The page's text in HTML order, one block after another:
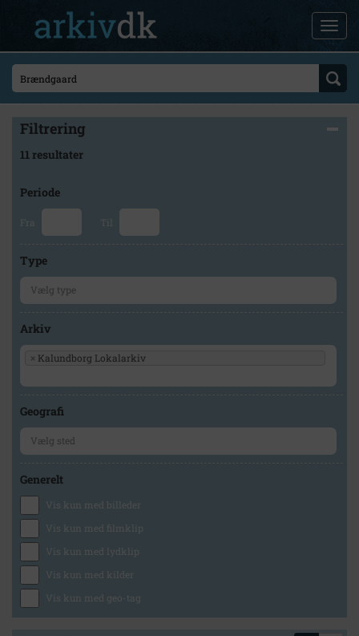
Filtrering
11 resultater
Periode
Fra Til
Type
Arkiv
× Kalundborg Lokalarkiv
Geografi
Generelt
Vis kun med billeder
Vis kun med filmklip
Vis kun med lydklip
Vis kun med kilder
Vis kun med geo-tag